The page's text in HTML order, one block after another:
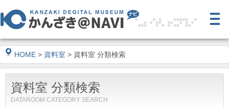
HOME > 資料室 > 資料室 分類検索
資料室 分類検索
DATAROOM CATEGORY SEARCH